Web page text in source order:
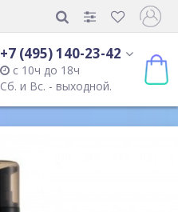
+7 (495) 140-23-42
с 10ч до 18ч
Сб. и Вс. - выходной.